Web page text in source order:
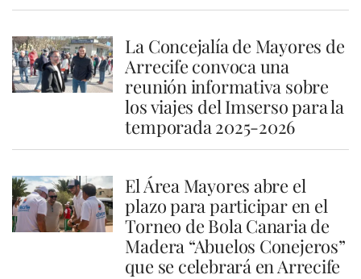
La Concejalía de Mayores de
Arrecife convoca una
reunión informativa sobre
los viajes del Imserso para la
temporada 2025-2026
El Área Mayores abre el
plazo para participar en el
Torneo de Bola Canaria de
Madera “Abuelos Conejeros”
que se celebrará en Arrecife